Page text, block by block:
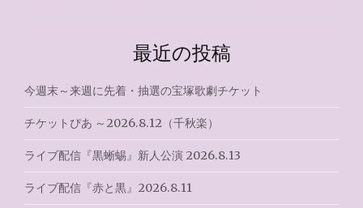
シ
ョ
ン
最近の投稿
今週末～来週に先着・抽選の宝塚歌劇チケット
チケットぴあ ～2026.8.12（千秋楽）
ライブ配信『黒蜥蜴』新人公演 2026.8.13
ライブ配信『赤と黒』2026.8.11